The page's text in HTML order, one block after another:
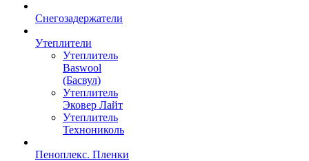
Снегозадержатели
Утеплители
Утеплитель
Baswool
(Басвул)
Утеплитель
Эковер Лайт
Утеплитель
Технониколь
Пеноплекс. Пленки